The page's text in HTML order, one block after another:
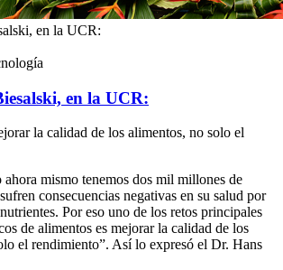
en la UCR:
en la UCR:
la calidad de los alimentos, no solo el
ahora mismo tenemos dos mil millones de
consecuencias negativas en su salud por
Por eso uno de los retos principales
de alimentos es mejorar la calidad de los
el rendimiento”. Así lo expresó el Dr. Hans